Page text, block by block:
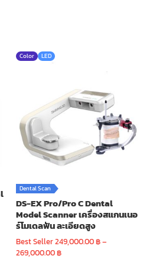
Color LED
Dental Scan
DS-EX Pro/Pro C Dental
Model Scanner เครื่องสแกนเนอ
ร์โมเดลฟัน ละเอียดสูง
Best Seller249,000.00฿–
269,000.00฿Price